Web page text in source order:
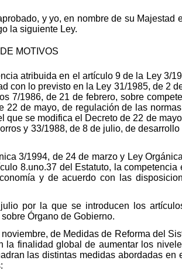
y yo, en nombre de su Majestad
la siguiente Ley.
MOTIVOS
atribuida en el artículo 9 de la Ley 3/
con lo previsto en la Ley 31/1985, de 2
7/1986, de 21 de febrero, sobre
de mayo, de regulación de las
se modifica el Decreto de 22 de
y 33/1988, de 8 de julio, de
3/1994, de 24 de marzo y Ley
8.uno.37 del Estatuto, la competencia
y de acuerdo con las
por la que se introducen los
Órgano de Gobierno.
de Medidas de Reforma del
finalidad global de aumentar los
las distintas medidas abordadas en